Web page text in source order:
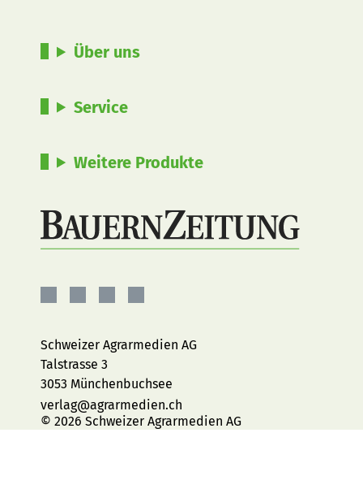
Über uns
Service
Weitere Produkte
Facebook
Instagram
YouTubeLinkedIn
Schweizer Agrarmedien AG
Talstrasse 3
3053 Münchenbuchsee
verlag@agrarmedien.ch
© 2026 Schweizer Agrarmedien AG